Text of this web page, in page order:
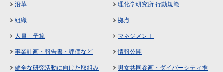
沿革 理化学研究所 行動規範
組織 拠点
人員・予算 マネジメント
事業計画・報告書・評価など 情報公開
健全な研究活動に向けた取組み
男女共同参画・ダイバーシティ推